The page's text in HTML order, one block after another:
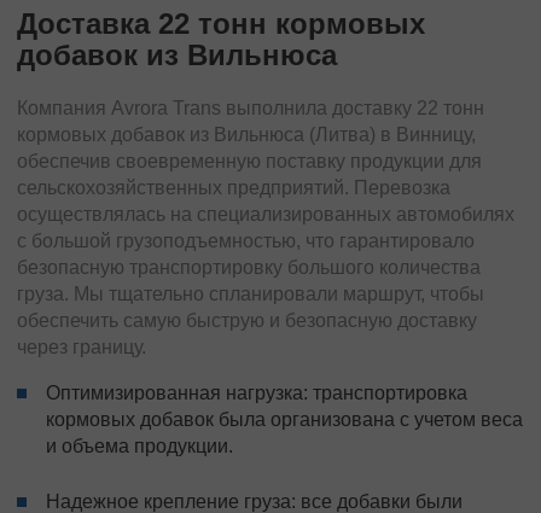
Доставка 22 тонн кормовых
добавок из Вильнюса
Компания Avrora Trans выполнила доставку 22 тонн
кормовых добавок из Вильнюса (Литва) в Винницу,
обеспечив своевременную поставку продукции для
сельскохозяйственных предприятий. Перевозка
осуществлялась на специализированных автомобилях
с большой грузоподъемностью, что гарантировало
безопасную транспортировку большого количества
груза. Мы тщательно спланировали маршрут, чтобы
обеспечить самую быструю и безопасную доставку
через границу.
Оптимизированная нагрузка: транспортировка
кормовых добавок была организована с учетом веса
и объема продукции.
Надежное крепление груза: все добавки были